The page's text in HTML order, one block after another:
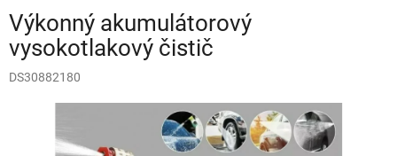
Výkonný akumulátorový
vysokotlakový čistič
DS30882180